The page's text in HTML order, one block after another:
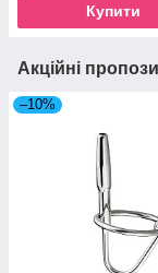
Купити
Акційні
–10%